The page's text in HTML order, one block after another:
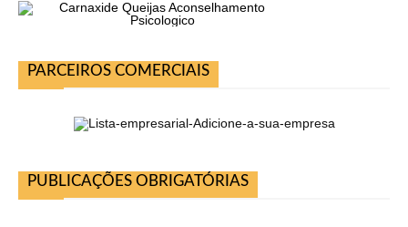
PARCEIROS COMERCIAIS
PUBLICAÇÕES OBRIGATÓRIAS